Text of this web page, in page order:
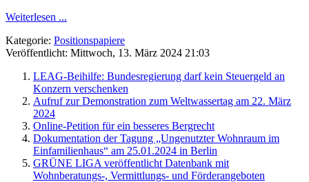
Weiterlesen ...
Kategorie: Positionspapiere
Veröffentlicht: Mittwoch, 13. März 2024 21:03
LEAG-Beihilfe: Bundesregierung darf kein Steuergeld an
Konzern verschenken
Aufruf zur Demonstration zum Weltwassertag am 22. März
2024
Online-Petition für ein besseres Bergrecht
Dokumentation der Tagung „Ungenutzter Wohnraum im
Einfamilienhaus“ am 25.01.2024 in Berlin
GRÜNE LIGA veröffentlicht Datenbank mit
Wohnberatungs-, Vermittlungs- und Förderangeboten